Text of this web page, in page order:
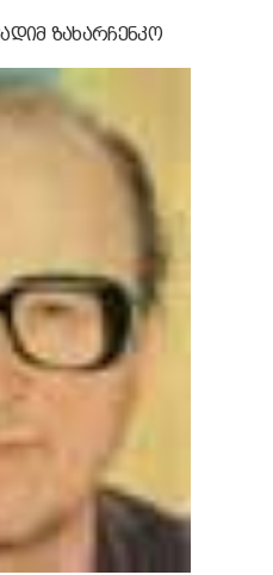
ზახარჩენკო